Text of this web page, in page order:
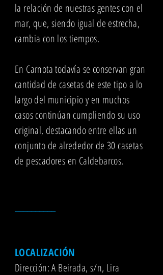
la relación de nuestras gentes con el
mar, que, siendo igual de estrecha,
cambia con los tiempos.
En Carnota todavía se conservan gran
cantidad de casetas de este tipoa lo
largo del municipio y en muchos
casos continúan cumpliendosu uso
original, destacando entre ellas un
conjunto de alrededor de 30 casetas
de pescadores en Caldebarcos.
LOCALIZACIÓN
Dirección: A Beirada, s/n, Lira